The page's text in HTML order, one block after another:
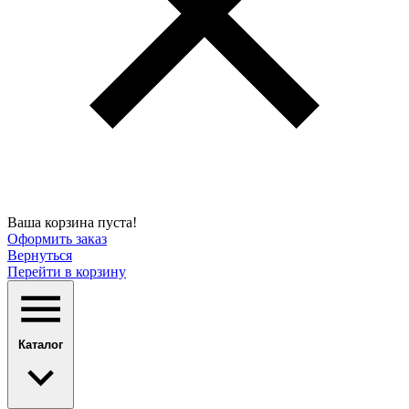
Ваша корзина пуста!
Оформить заказ
Вернуться
Перейти в корзину
Каталог